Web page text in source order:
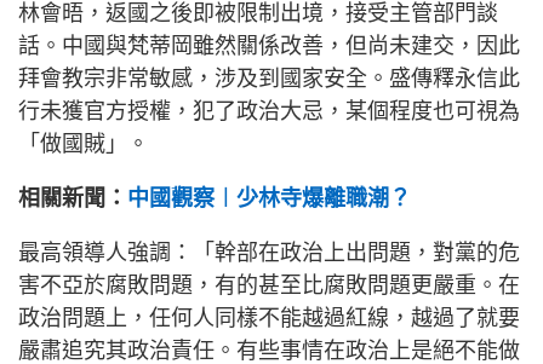
林會晤，返國之後即被限制出境，接受主管部門談
話。中國與梵蒂岡雖然關係改善，但尚未建交，因此
拜會教宗非常敏感，涉及到國家安全。盛傳釋永信此
行未獲官方授權，犯了政治大忌，某個程度也可視為
「做國賊」。
相關新聞： 中國觀察︱少林寺爆離職潮？
最高領導人強調：「幹部在政治上出問題，對黨的危
害不亞於腐敗問題，有的甚至比腐敗問題更嚴重。在
政治問題上，任何人同樣不能越過紅線，越過了就要
嚴肅追究其政治責任。有些事情在政治上是絕不能做